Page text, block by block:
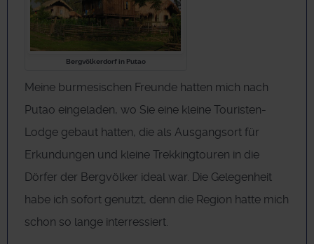
Bergvölkerdorf in Putao
Meine burmesischen Freunde hatten mich nach
Putao eingeladen, wo Sie eine kleine Touristen-
Lodge gebaut hatten, die als Ausgangsort für
Erkundungen und kleine Trekkingtouren in die
Dörfer der Bergvölker ideal war. Die Gelegenheit
habe ich sofort genutzt, denn die Region hatte mich
schon so lange interressiert.